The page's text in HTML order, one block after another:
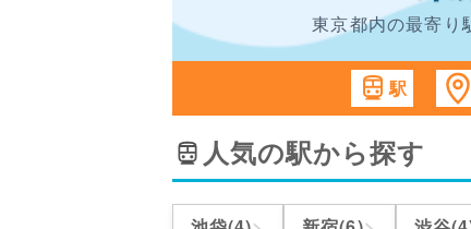
東京都内の最寄り
駅
人気の駅から探す